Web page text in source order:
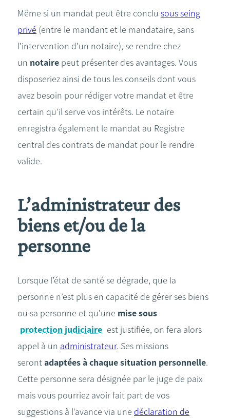
Même si un mandat peut être conclu sous seing
privé (entre le mandant et le mandataire, sans
l’intervention d’un notaire), se rendre chez
un notaire peut présenter des avantages. Vous
disposeriez ainsi de tous les conseils dont vous
avez besoin pour rédiger votre mandat et être
certain qu’il serve vos intérêts. Le notaire
enregistra également le mandat au Registre
central des contrats de mandat pour le rendre
valide.
L’administrateur des
biens et/ou de la
personne
Lorsque l’état de santé se dégrade, que la
personne n’est plus en capacité de gérer ses biens
ou sa personne et qu’une mise sous
protection judiciaire est justifiée, on fera alors
appel à un administrateur. Ses missions
serontadaptées à chaque situation personnelle.
Cette personne sera désignée par le juge de paix
mais vous pourriez avoir fait part de vos
suggestions à l’avance via une déclaration de